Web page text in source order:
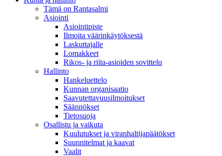
Tämä on Rantasalmi
Asiointi
Asiointipiste
Ilmoita väärinkäytöksestä
Laskuttajalle
Lomakkeet
Rikos- ja riita-asioiden sovittelu
Hallinto
Hankeluettelo
Kunnan organisaatio
Saavutettavuusilmoitukset
Säännökset
Tietosuoja
Osallistu ja vaikuta
Kuulutukset ja viranhaltijapäätökset
Suunnitelmat ja kaavat
Vaalit